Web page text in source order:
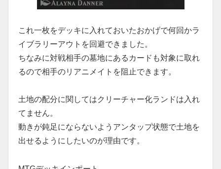
これ一枚をデッキに入れておいたおかげで何回かラ
イブラリーアウトを回避できました。
ちなみに対戦相手の墓地にあるカードも対象に取れ
るので相手のリアニメイトを阻止できます。
土地の配分に関してはクリーチャー化ランドは入れ
てません。
動きが鈍足にならないようアンタップ状態で土地を
出せるようにしたいのが理由です。